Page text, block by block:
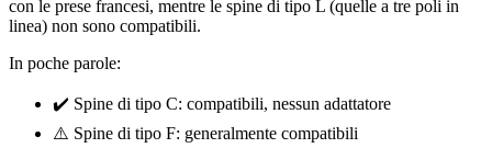
con le prese francesi, mentre le spine di tipo L (quelle a tre poli in
linea) non sono compatibili.
In poche parole:
✔️ Spine di tipo C: compatibili, nessun adattatore
⚠️ Spine di tipo F: generalmente compatibili